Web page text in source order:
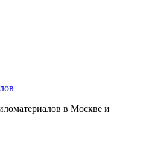
в Москве и